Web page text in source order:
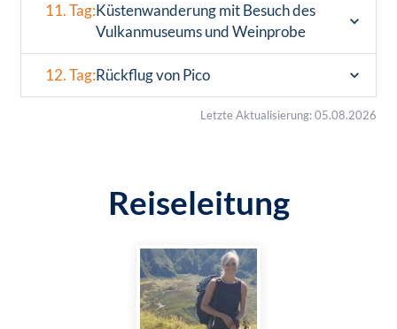
11. Tag:Küstenwanderung mit Besuch des
Vulkanmuseums und Weinprobe
12. Tag:Rückflug von Pico
Letzte Aktualisierung: 05.08.2026
Reiseleitung